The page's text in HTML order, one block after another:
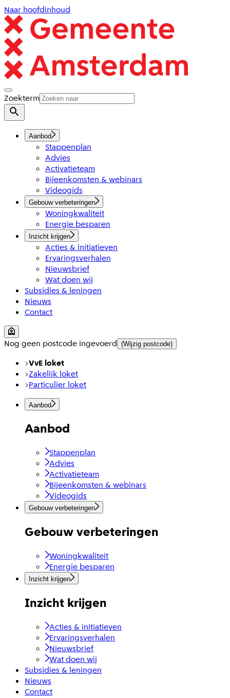
Naar hoofdinhoud
Zoekterm
Aanbod
Stappenplan
Advies
Activatieteam
Bijeenkomsten & webinars
Videogids
Gebouw verbeteringen
Woningkwaliteit
Energie besparen
Inzicht krijgen
Acties & initiatieven
Ervaringsverhalen
Nieuwsbrief
Wat doen wij
Subsidies & leningen
Nieuws
Contact
Nog geen postcode ingevoerd (Wijzig postcode)
VvE loket
Zakelijk loket
Particulier loket
Aanbod
Aanbod
Stappenplan
Advies
Activatieteam
Bijeenkomsten & webinars
Videogids
Gebouw verbeteringen
Gebouw verbeteringen
Woningkwaliteit
Energie besparen
Inzicht krijgen
Inzicht krijgen
Acties & initiatieven
Ervaringsverhalen
Nieuwsbrief
Wat doen wij
Subsidies & leningen
Nieuws
Contact